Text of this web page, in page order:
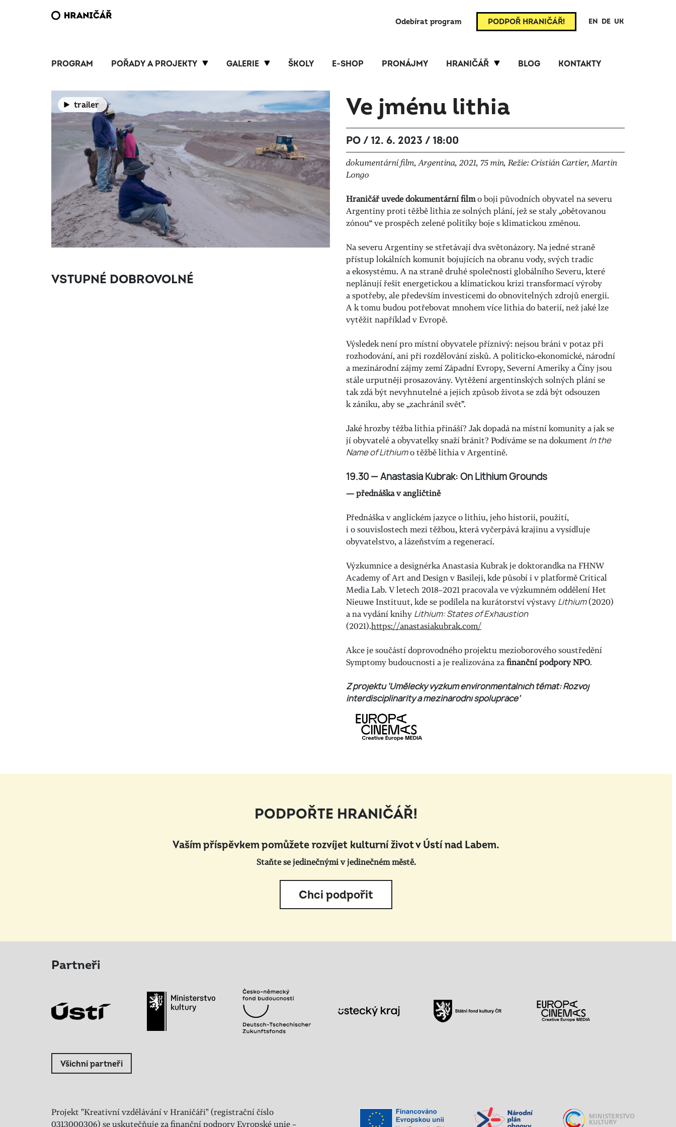
Odebírat program PODPOŘ HRANIČÁŘ! EN DE UK
PROGRAM POŘADY A PROJEKTY GALERIE ŠKOLY E-SHOP PRONÁJMY HRANIČÁŘ BLOG KONTAKTY
trailer Ve jménu lithia
PO / 12. 6. 2023 / 18:00
dokumentární film, Argentina, 2021, 75 min, Režie: Cristián Cartier, Martin
Longo
Hraničář uvede dokumentární filmo boji původních obyvatel na severu
Argentiny proti těžbě lithia ze solných plání, jež se staly„obětovanou
zónou“ve prospěch zelené politiky boje s klimatickou změnou.
Na severu Argentiny se střetávají dva světonázory. Na jedné straně
přístup lokálních komunit bojujících na obranu vody, svých tradic
a ekosystému. A na straně druhé společnosti globálního Severu, které
neplánují řešit energetickou a klimatickou krizi transformací výroby
a spotřeby, ale především investicemi do obnovitelných zdrojů energii.
A k tomu budou potřebovat mnohem více lithia do baterií, než jaké lze
vytěžit například v Evropě.
Výsledek není pro místní obyvatele příznivý: nejsou bráni v potaz při
rozhodování, ani při rozdělování zisků. A politicko-ekonomické, národní
a mezinárodní zájmy zemí Západní Evropy, Severní Ameriky a Číny jsou
stále urputněji prosazovány. Vytěžení argentinských solných plání se
tak zdá být nevyhnutelné a jejich způsob života se zdá být odsouzen
k zániku, aby se„zachránilsvět”.
Jaké hrozby těžba lithia přináší? Jak dopadá na místní komunity a jak se
jí obyvatelé a obyvatelky snaží bránit? Podíváme se na dokument In the
Name of Lithiumo těžbě lithia v Argentině.
19.30 — Anastasia Kubrak: On Lithium Grounds
— přednáška v angličtině
Přednáška v anglickém jazyce o lithiu, jeho historii, použití,
i o souvislostech mezi těžbou, která vyčerpává krajinu a vysídluje
obyvatelstvo, a lázeňstvím a regenerací.
Výzkumnice a designérka Anastasia Kubrak je doktorandka na FHNW
Academy of Art and Design v Basileji, kde působí i v platformě Critical
Media Lab. V letech 2018–2021 pracovala ve výzkumném oddělení Het
Nieuwe Instituut, kde se podílela na kurátorství výstavy Lithium(2020)
a na vydání knihy Lithium: States of Exhaustion
(2021).https://anastasiakubrak.com/
Akce je součástí doprovodného projektu mezioborového soustředění
Symptomy budoucnosti a je realizována zafinanční podpory NPO.
Z projektu ‘Umělecký výzkum environmentálních témat: Rozvoj
interdisciplinarity a mezinárodní spolupráce’
VSTUPNÉ DOBROVOLNÉ
PODPOŘTE HRANIČÁŘ!
Vaším příspěvkem pomůžete rozvíjet kulturní život v Ústí nad Labem.
Staňte se jedinečnými v jedinečném městě.
Chci podpořit
Partneři
Všichni partneři
Projekt "Kreativní vzdělávání v Hraničáři" (registrační číslo
0313000306) se uskutečňuje za finanční podpory Evropské unie –